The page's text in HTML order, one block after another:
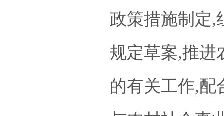
政策措施制定,
规定草案,推进
的有关工作,配